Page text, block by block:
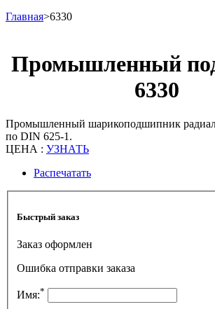
Главная>6330
Промышленный
6330
Промышленный шарикоподшипник
по DIN 625-1.
ЦЕНА : УЗНАТЬ
Распечатать
Быстрый заказ
Заказ оформлен
Ошибка отправки заказа
Имя:*